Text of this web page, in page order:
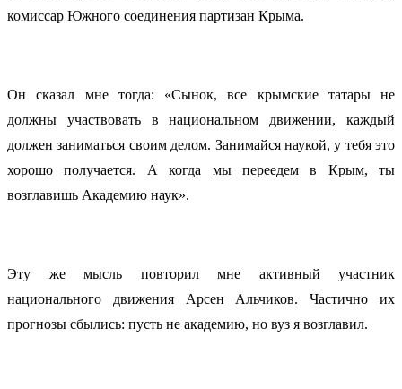
комиссар Южного соединения партизан Крыма.
Он сказал мне тогда: «Сынок, все крымские татары не
должны участвовать в национальном движении, каждый
должен заниматься своим делом. Занимайся наукой, у тебя это
хорошо получается. А когда мы переедем в Крым, ты
возглавишь Академию наук».
Эту же мысль повторил мне активный участник
национального движения Арсен Альчиков. Частично их
прогнозы сбылись: пусть не академию, но вуз я возглавил.